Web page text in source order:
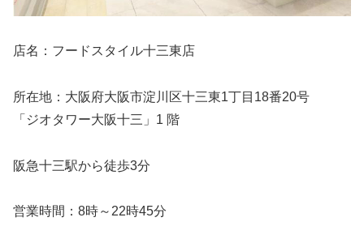
店名：フードスタイル十三東店
所在地：大阪府大阪市淀川区十三東1丁目18番20号
「ジオタワー大阪十三」1 階
阪急十三駅から徒歩3分
営業時間：8時～22時45分